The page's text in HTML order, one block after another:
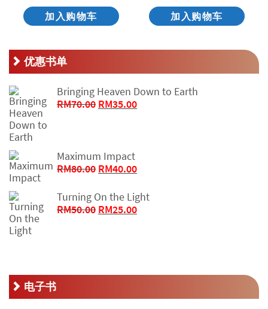
加入购物车 加入购物车
优惠书单
Bringing Heaven Down to Earth
RM70.00 原
RM35.00当
RM35.00。
Maximum Impact
RM80.00 原
为：
RM80.00。
RM40.00当
价
格
Turning On the Light
RM50.00 原
RM25.00当
RM25.00。
电子书